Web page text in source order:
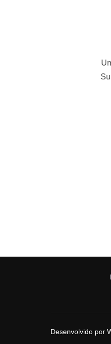
Desenvolvido por